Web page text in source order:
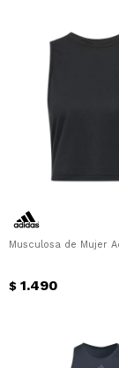
Musculosa de Mujer
$ 1.490